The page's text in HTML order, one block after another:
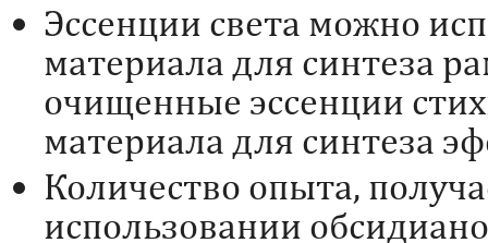
Эссенции света можно
материала для синтеза
очищенные эссенции
материала для синтеза
Количество опыта,
использовании